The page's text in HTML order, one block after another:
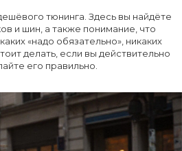
тюнинга. Здесь вы найдёте
и шин, а также понимание, что
«надо обязательно», никаких
делать, если вы действительно
его правильно.